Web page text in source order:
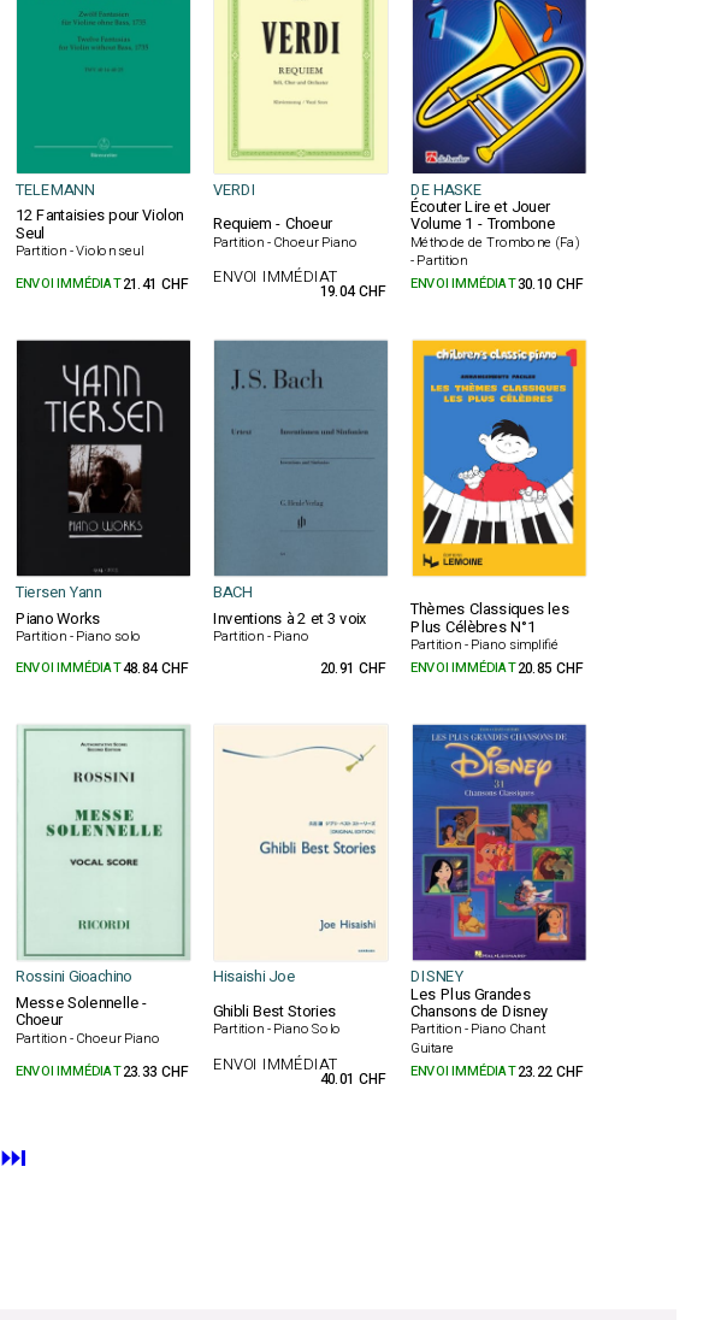
TELEMANN VERDI
DE HASKE
12 Fantaisies pour Violon
Seul
Partition - Violon seul
Requiem - Choeur
Partition - Choeur Piano
Écouter Lire et Jouer
Volume 1 - Trombone
Méthode de Trombone (Fa)
- Partition
ENVOI IMMÉDIAT21.41 CHF ENVOI IMMÉDIAT
19.04 CHF ENVOI IMMÉDIAT30.10 CHF
Tiersen Yann BACH
Piano Works
Partition - Piano solo
Inventions à 2 et 3 voix
Partition - Piano
Thèmes Classiques les
Plus Célèbres N°1
Partition - Piano simplifié
ENVOI IMMÉDIAT48.84 CHF 20.91 CHF ENVOI IMMÉDIAT20.85 CHF
Rossini Gioachino Hisaishi Joe
DISNEY
Messe Solennelle -
Choeur
Partition - Choeur Piano
Ghibli Best Stories
Partition - Piano Solo
Les Plus Grandes
Chansons de Disney
Partition - Piano Chant
Guitare
ENVOI IMMÉDIAT23.33 CHF ENVOI IMMÉDIAT
40.01 CHF ENVOI IMMÉDIAT23.22 CHF
⏭️